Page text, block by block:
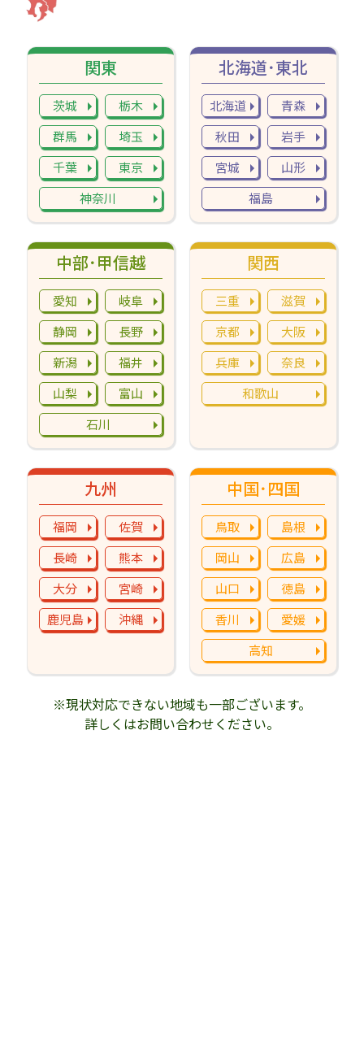
九州
福岡
佐賀
長崎
熊本
大分
宮崎
鹿児島
沖縄
中国･四国
鳥取
島根
岡山
広島
山口
徳島
香川
愛媛
高知
中部･甲信越
愛知
岐阜
静岡
長野
新潟
福井
山梨
富山
石川
関西
三重
滋賀
京都
大阪
兵庫
奈良
和歌山
関東
茨城
栃木
群馬
埼玉
千葉
東京
神奈川
北海道･東北
北海道
青森
秋田
岩手
宮城
山形
福島
※現状対応できない地域も一部ございます。
詳しくはお問い合わせください。